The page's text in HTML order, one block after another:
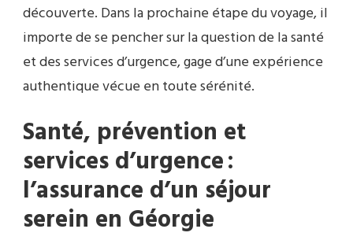
découverte. Dans la prochaine étape du voyage, il
importe de se pencher sur la question de la santé
et des services d’urgence, gage d’une expérience
authentique vécue en toute sérénité.
Santé, prévention et
services d’urgence :
l’assurance d’un séjour
serein en Géorgie